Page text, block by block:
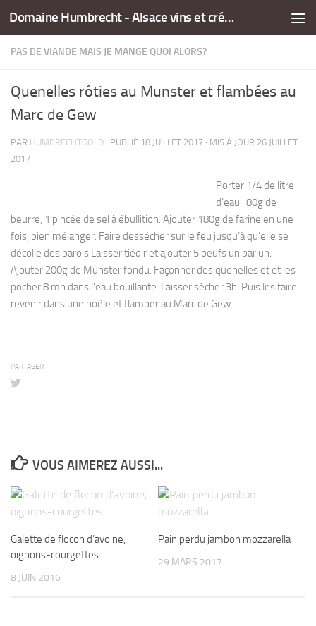
Skip to content Domaine Humbrecht - Alsace vins et crémants
PAS DE VIANDE MAIS JE MANGE QUOI ALORS?
Quenelles rôties au Munster et flambées au
Marc de Gew
PAR HUMBRECHTGOLD · PUBLIÉ 18 JUILLET 2017 · MIS À JOUR 26 JUILLET
2017
Porter 1/4 de litre
d’eau , 80g de
beurre, 1 pincée de sel à ébullition. Ajouter 180g de farine en une
fois, bien mélanger. Faire dessécher sur le feu jusqu’à qu’elle se
décolle des parois.Laisser tiédir et ajouter 5 oeufs un par un.
Ajouter 200g de Munster fondu. Façonner des quenelles et et les
pocher 8 mn dans l’eau bouillante. Laisser sécher 3h. Puis les faire
revenir dans une poêle et flamber au Marc de Gew.
PARTAGER
VOUS AIMEREZ AUSSI...
Galette de flocon d’avoine,
oignons-courgettes
8 JUIN 2016
Pain perdu jambon mozzarella
29 MARS 2017